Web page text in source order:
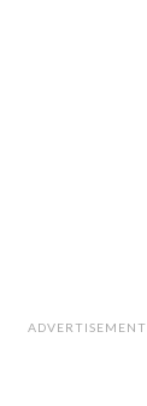
ADVERTISEMENT